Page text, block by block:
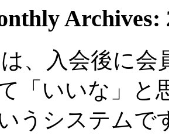
Archives:
、入会後に会
「いいな」と
うシステムで